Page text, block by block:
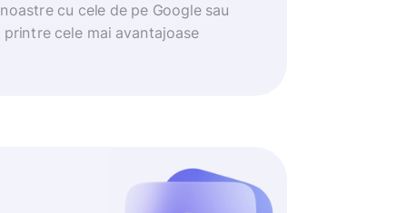
cu cele de pe Google sau
cele mai avantajoase